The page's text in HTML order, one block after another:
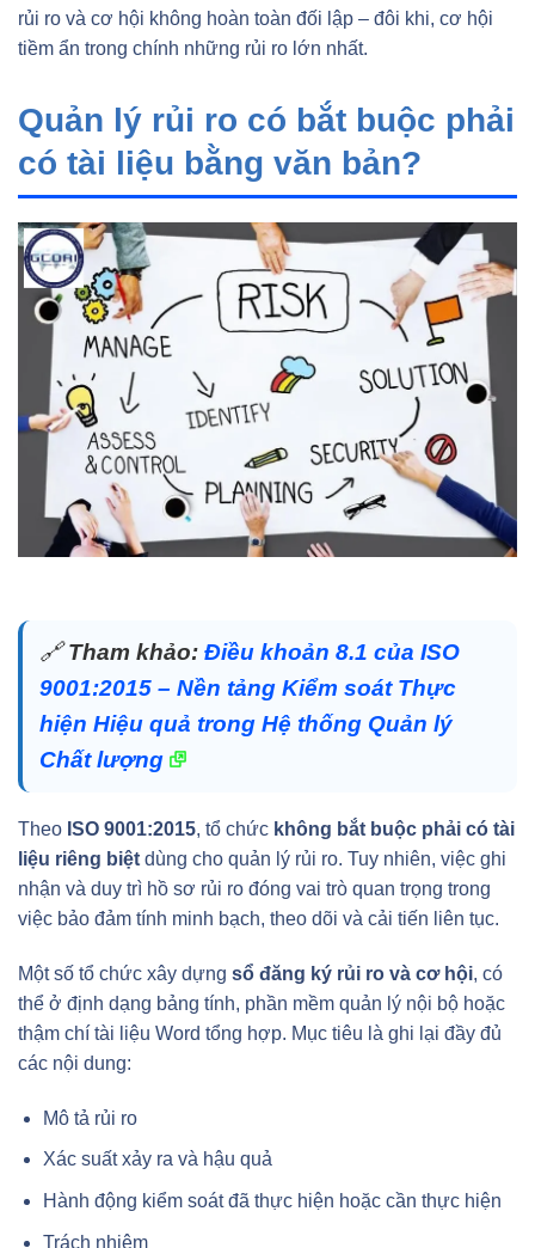
rủi ro và cơ hội không hoàn toàn đối lập – đôi khi, cơ hội
tiềm ẩn trong chính những rủi ro lớn nhất.
Quản lý rủi ro có bắt buộc phải
có tài liệu bằng văn bản?
🔗Tham khảo: Điều khoản 8.1 của ISO
9001:2015 – Nền tảng Kiểm soát Thực
hiện Hiệu quả trong Hệ thống Quản lý
Chất lượng
Theo ISO 9001:2015, tổ chức không bắt buộc phải có tài
liệu riêng biệt dùng cho quản lý rủi ro. Tuy nhiên, việc ghi
nhận và duy trì hồ sơ rủi ro đóng vai trò quan trọng trong
việc bảo đảm tính minh bạch, theo dõi và cải tiến liên tục.
Một số tổ chức xây dựng sổ đăng ký rủi ro và cơ hội, có
thể ở định dạng bảng tính, phần mềm quản lý nội bộ hoặc
thậm chí tài liệu Word tổng hợp. Mục tiêu là ghi lại đầy đủ
các nội dung:
Mô tả rủi ro
Xác suất xảy ra và hậu quả
Hành động kiểm soát đã thực hiện hoặc cần thực hiện
Trách nhiệm